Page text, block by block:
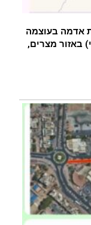
אדמה בעוצמה
באזור מצרים,